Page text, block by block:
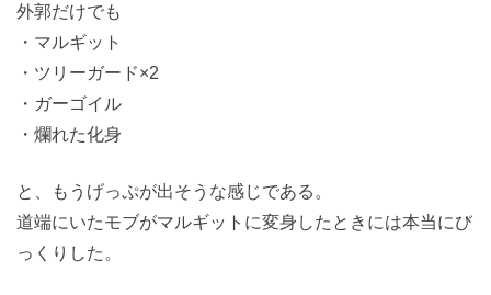
外郭だけでも
・マルギット
・ツリーガード×2
・ガーゴイル
・爛れた化身
と、もうげっぷが出そうな感じである。
道端にいたモブがマルギットに変身したときには本当にび
っくりした。